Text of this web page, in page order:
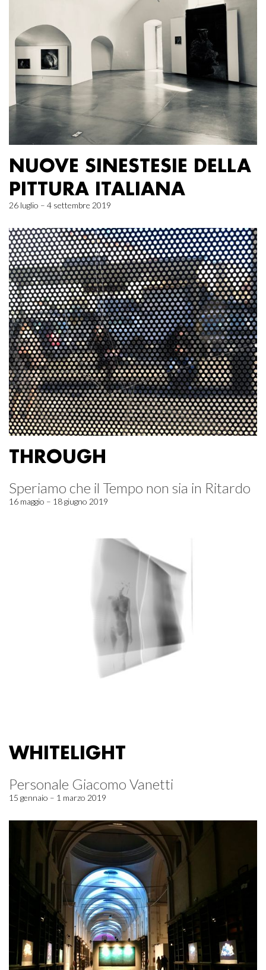
NUOVE SINESTESIE DELLA
PITTURA ITALIANA
26 luglio – 4 settembre 2019
THROUGH
Speriamo che il Tempo non sia in Ritardo
16 maggio – 18 giugno 2019
WHITELIGHT
Personale Giacomo Vanetti
15 gennaio – 1 marzo 2019